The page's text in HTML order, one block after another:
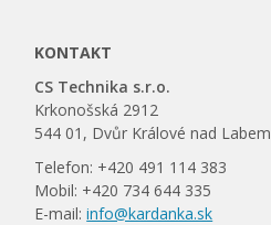
KONTAKT
CS Technika s.r.o.
Krkonošská 2912
544 01, Dvůr Králové nad Labem
Telefon: +420 491 114 383
Mobil: +420 734 644 335
E-mail:info@kardanka.sk